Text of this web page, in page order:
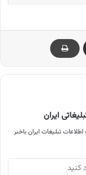
ایران
تبلیغات ایران باخبر